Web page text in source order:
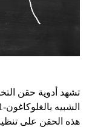
تشهد أدوية حقن
هذه الحقن على